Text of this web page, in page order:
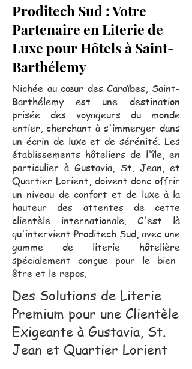
Proditech Sud : Votre
Partenaire en Literie de
Luxe pour Hôtels à Saint-
Barthélemy
Nichée au cœur des Caraïbes, Saint-
Barthélemy est une destination
prisée des voyageurs du monde
entier, cherchant à s'immerger dans
un écrin de luxe et de sérénité. Les
établissements hôteliers de l'île, en
particulier à Gustavia, St. Jean, et
Quartier Lorient, doivent donc offrir
un niveau de confort et de luxe à la
hauteur des attentes de cette
clientèle internationale. C'est là
qu'intervient Proditech Sud, avec une
gamme de literie hôtelière
spécialement conçue pour le bien-
être et le repos.
Des Solutions de Literie
Premium pour une Clientèle
Exigeante à Gustavia, St.
Jean et Quartier Lorient